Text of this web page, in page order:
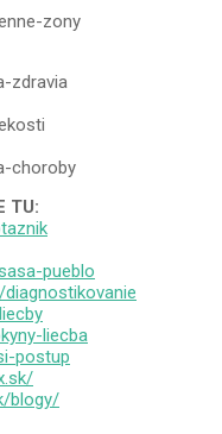
zony
zdravia
choroby
TU:
pueblo
liecba
postup
blogy/